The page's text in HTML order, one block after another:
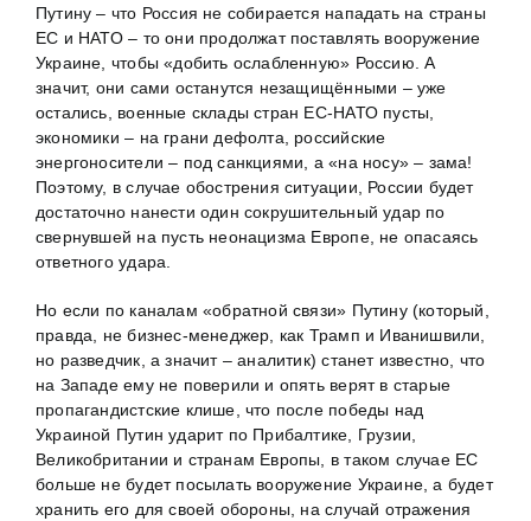
Путину – что Россия не собирается нападать на страны
ЕС и НАТО – то они продолжат поставлять вооружение
Украине, чтобы «добить ослабленную» Россию. А
значит, они сами останутся незащищёнными – уже
остались, военные склады стран ЕС-НАТО пусты,
экономики – на грани дефолта, российские
энергоносители – под санкциями, а «на носу» – зама!
Поэтому, в случае обострения ситуации, России будет
достаточно нанести один сокрушительный удар по
свернувшей на пусть неонацизма Европе, не опасаясь
ответного удара.
Но если по каналам «обратной связи» Путину (который,
правда, не бизнес-менеджер, как Трамп и Иванишвили,
но разведчик, а значит – аналитик) станет известно, что
на Западе ему не поверили и опять верят в старые
пропагандистские клише, что после победы над
Украиной Путин ударит по Прибалтике, Грузии,
Великобритании и странам Европы, в таком случае ЕС
больше не будет посылать вооружение Украине, а будет
хранить его для своей обороны, на случай отражения